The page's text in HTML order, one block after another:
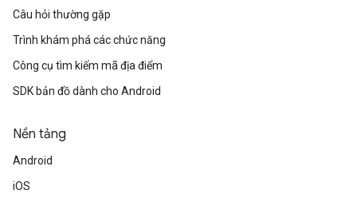
Câu hỏi thường gặp
Trình khám phá các chức năng
Công cụ tìm kiếm mã địa điểm
SDK bản đồ dành cho Android
Nền tảng
Android
iOS